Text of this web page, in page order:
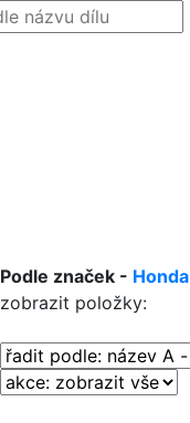
Podle značek - Honda
zobrazit položky: